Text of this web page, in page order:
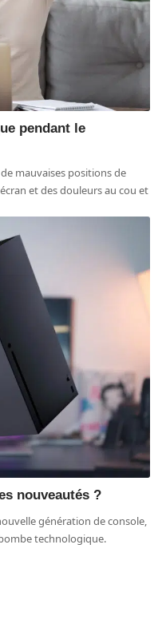
pendant le
mauvaises positions de
et des douleurs au cou et
nouveautés ?
génération de console,
technologique.